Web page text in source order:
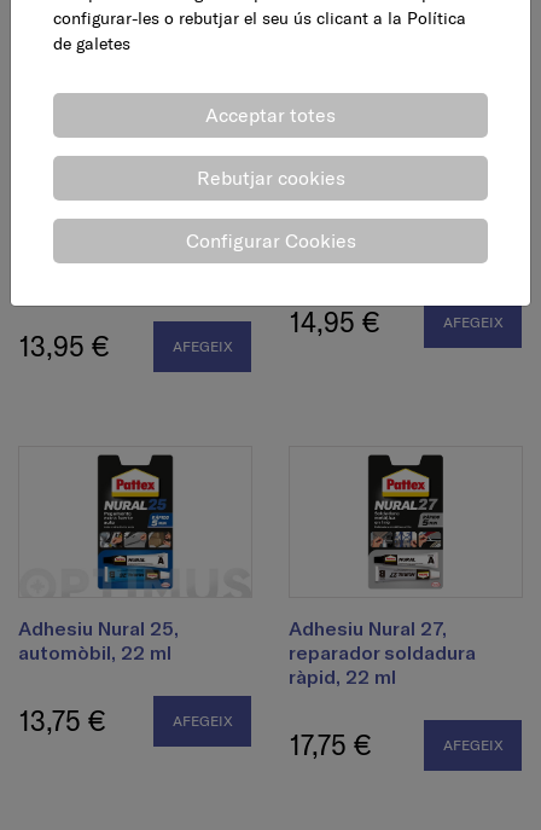
Adhesiu Nural 21,
reparador soldadura, 22
13,95 € AFEGEIX
material obra, 22 ml
14,95 € AFEGEIX
Adhesiu Nural 25,
automòbil, 22 ml
13,75 € AFEGEIX
Adhesiu Nural 27,
reparador soldadura
ràpid, 22 ml
17,75 € AFEGEIX
configurar-les o rebutjar el seu ús clicant a la Política
de galetes
Acceptar totes
Rebutjar cookies
Configurar Cookies